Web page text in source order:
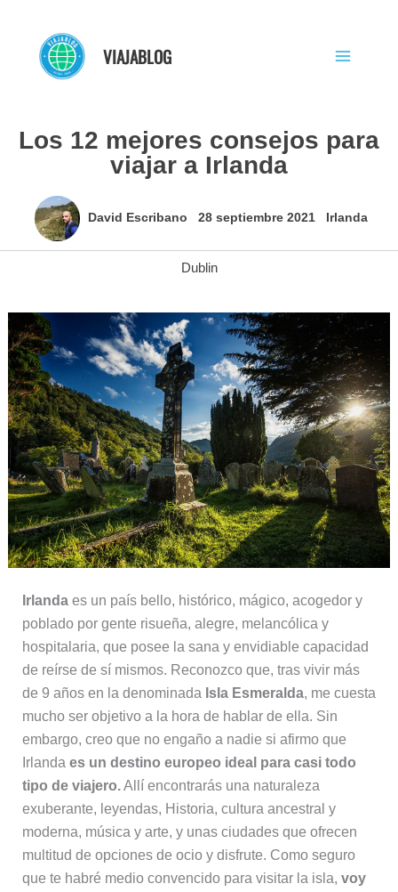
contenido
VIAJABLOG
Los 12 mejores consejos para
viajar a Irlanda
David Escribano 28 septiembre 2021 Irlanda
Dublin
Irlandaes un país bello, histórico, mágico, acogedor y
poblado por gente risueña, alegre, melancólica y
hospitalaria, que posee la sana y envidiable capacidad
de reírse de sí mismos. Reconozco que, tras vivir más
de 9 años en la denominada Isla Esmeralda, me cuesta
mucho ser objetivo a la hora de hablar de ella. Sin
embargo, creo que no engaño a nadie si afirmo que
Irlanda es un destino europeo ideal para casi todo
tipo de viajero.Allí encontrarás una naturaleza
exuberante, leyendas, Historia, cultura ancestral y
moderna, música y arte, y unas ciudades que ofrecen
multitud de opciones de ocio y disfrute. Como seguro
que te habré medio convencido para visitar la isla, voy